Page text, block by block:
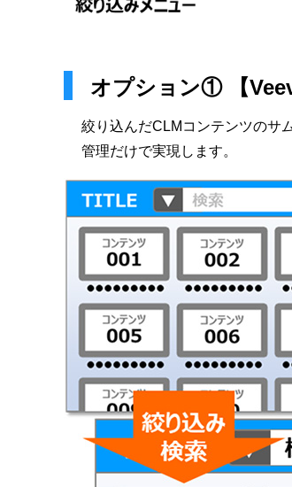
オプション① 【
絞り込んだCLMコンテンツのサ
管理だけで実現します。